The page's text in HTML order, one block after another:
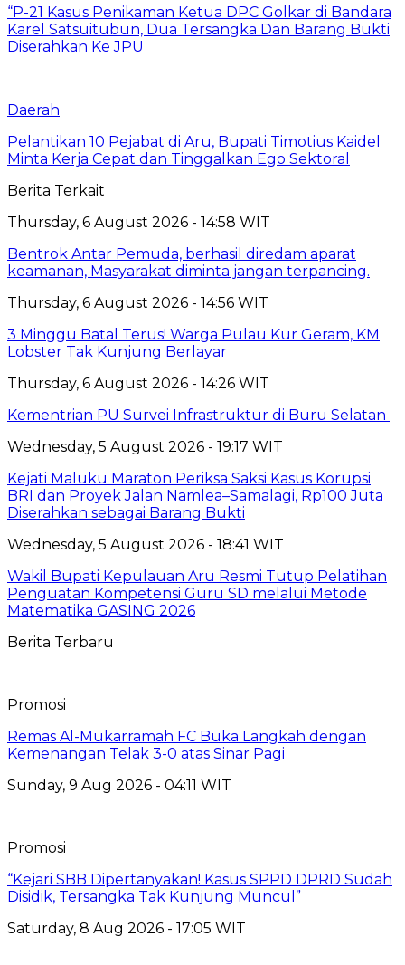
“P-21 Kasus Penikaman Ketua DPC Golkar di Bandara
Karel Satsuitubun, Dua Tersangka Dan Barang Bukti
Diserahkan Ke JPU
Daerah
Pelantikan 10 Pejabat di Aru, Bupati Timotius Kaidel
Minta Kerja Cepat dan Tinggalkan Ego Sektoral
Berita Terkait
Thursday, 6 August 2026 - 14:58 WIT
Bentrok Antar Pemuda, berhasil diredam aparat
keamanan, Masyarakat diminta jangan terpancing.
Thursday, 6 August 2026 - 14:56 WIT
3 Minggu Batal Terus! Warga Pulau Kur Geram, KM
Lobster Tak Kunjung Berlayar
Thursday, 6 August 2026 - 14:26 WIT
Kementrian PU Survei Infrastruktur di Buru Selatan
Wednesday, 5 August 2026 - 19:17 WIT
Kejati Maluku Maraton Periksa Saksi Kasus Korupsi
BRI dan Proyek Jalan Namlea–Samalagi, Rp100 Juta
Diserahkan sebagai Barang Bukti
Wednesday, 5 August 2026 - 18:41 WIT
Wakil Bupati Kepulauan Aru Resmi Tutup Pelatihan
Penguatan Kompetensi Guru SD melalui Metode
Matematika GASING 2026
Berita Terbaru
Promosi
Remas Al-Mukarramah FC Buka Langkah dengan
Kemenangan Telak 3-0 atas Sinar Pagi
Sunday, 9 Aug 2026 - 04:11 WIT
Promosi
“Kejari SBB Dipertanyakan! Kasus SPPD DPRD Sudah
Disidik, Tersangka Tak Kunjung Muncul”
Saturday, 8 Aug 2026 - 17:05 WIT